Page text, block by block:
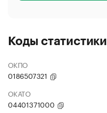
Коды статистики
ОКПО
0186507321
ОКАТО
04401371000